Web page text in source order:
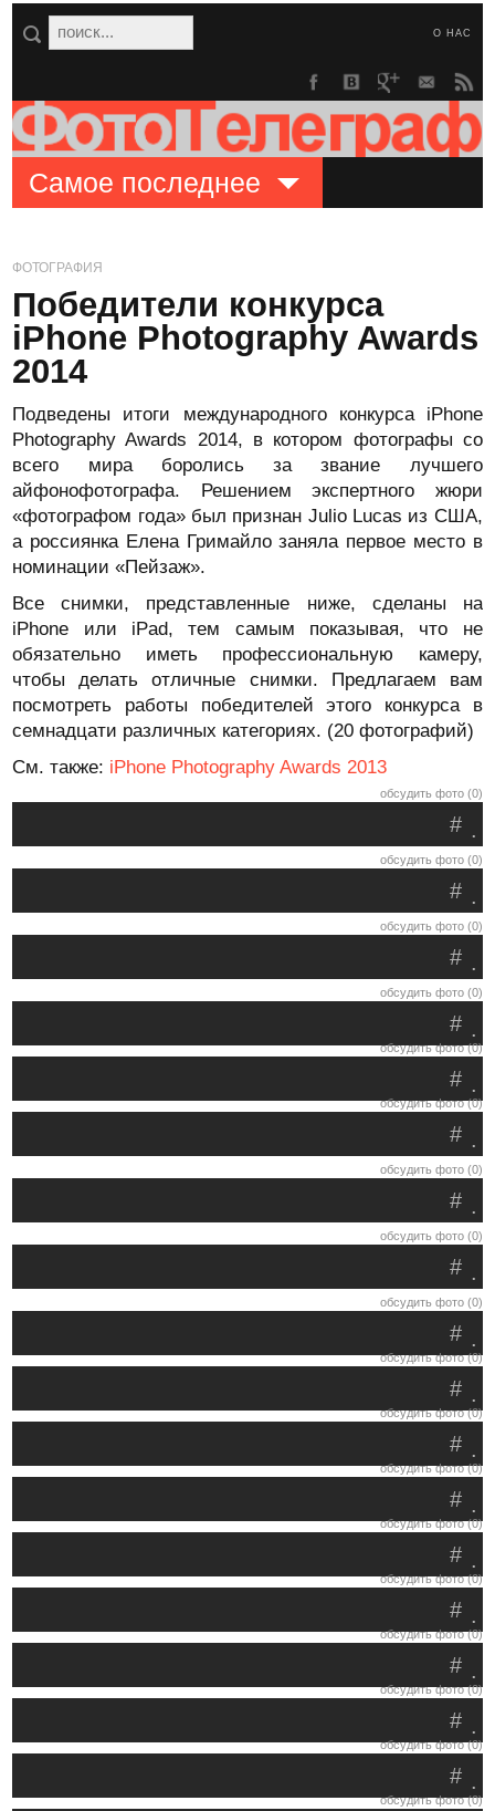
О НАС
Самое последнее
ФОТОГРАФИЯ
Победители конкурса
iPhone Photography Awards
2014
Подведены итоги международного конкурса iPhone
Photography Awards 2014, в котором фотографы со
всего мира боролись за звание лучшего
айфонофотографа. Решением экспертного жюри
«фотографом года» был признан Julio Lucas из США,
а россиянка Елена Гримайло заняла первое место в
номинации «Пейзаж».
Все снимки, представленные ниже, сделаны на
iPhone или iPad, тем самым показывая, что не
обязательно иметь профессиональную камеру,
чтобы делать отличные снимки. Предлагаем вам
посмотреть работы победителей этого конкурса в
семнадцати различных категориях. (20 фотографий)
См. также: iPhone Photography Awards 2013
обсудить фото (0)
.
#
обсудить фото (0)
.
#
обсудить фото (0)
.
#
обсудить фото (0)
.
#
обсудить фото (0)
.
#
обсудить фото (0)
.
#
обсудить фото (0)
.
#
обсудить фото (0)
.
#
обсудить фото (0)
.
#
обсудить фото (0)
.
#
обсудить фото (0)
.
#
обсудить фото (0)
.
#
обсудить фото (0)
.
#
обсудить фото (0)
.
#
обсудить фото (0)
.
#
обсудить фото (0)
.
#
обсудить фото (0)
.
#
обсудить фото (0)